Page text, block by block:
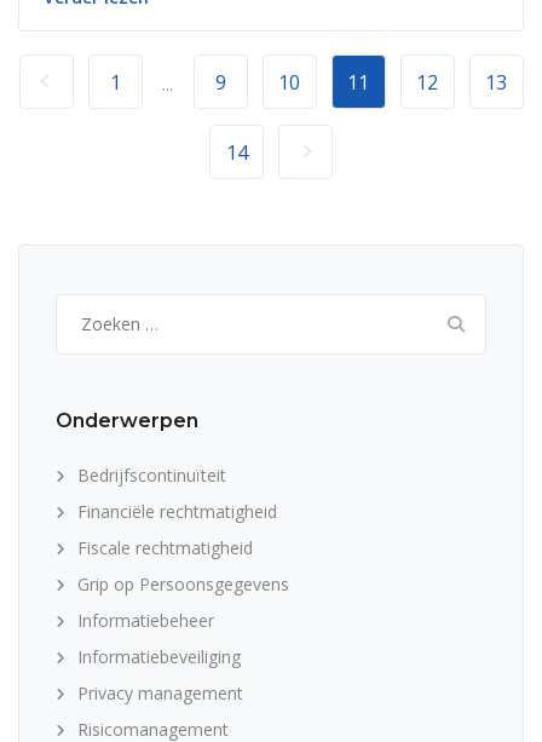
1 ... 9 10 11 12 13
14
naar:
Onderwerpen
Bedrijfscontinuïteit
Financiële rechtmatigheid
Fiscale rechtmatigheid
Grip op Persoonsgegevens
Informatiebeheer
Informatiebeveiliging
Privacy management
Risicomanagement